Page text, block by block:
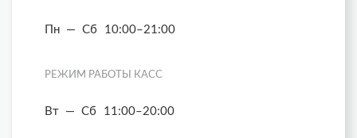
Пн — Сб 10:00–21:00
РЕЖИМ РАБОТЫ КАСС
Вт — Сб 11:00–20:00